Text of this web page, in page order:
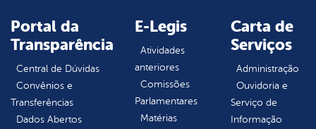
Portal da
Transparência
Central de Dúvidas
Convênios e
Transferências
Dados Abertos
E-Legis
Atividades
anteriores
Comissões
Parlamentares
Matérias
Carta de
Serviços
Administração
Ouvidoria e
Serviço de
Informação